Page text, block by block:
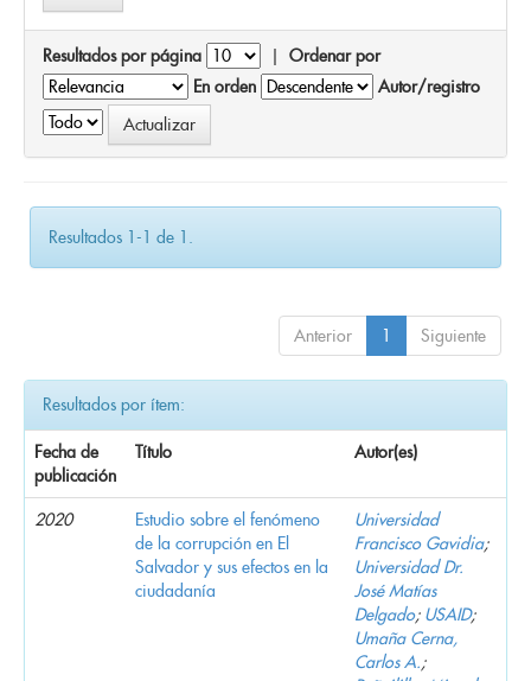
Resultados por página | Ordenar por
En orden
Autor/registro
Resultados 1-1 de 1.
Anterior 1 Siguiente
Resultados por ítem:
Fecha de
publicación
Título Autor(es)
2020
Estudio sobre el fenómeno
de la corrupción en El
Salvador y sus efectos en la
ciudadanía
Universidad
Francisco Gavidia;
Universidad Dr.
José Matías
Delgado; USAID;
Umaña Cerna,
Carlos A.;